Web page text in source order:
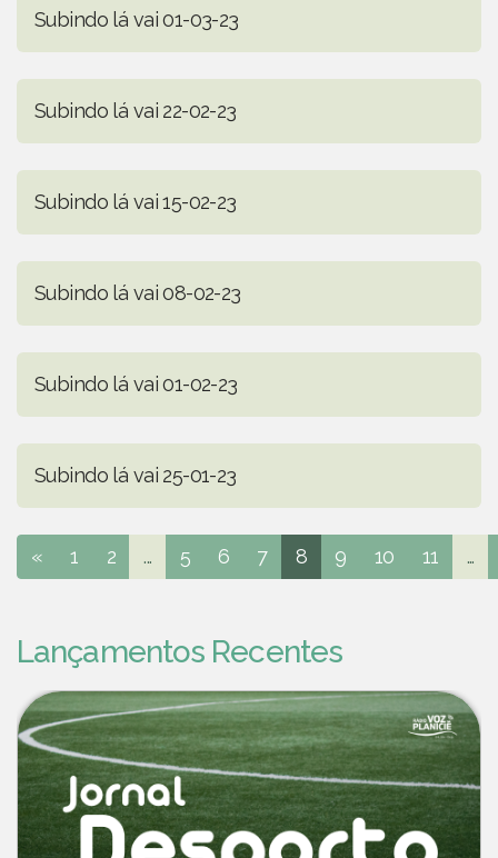
Subindo lá vai 01-03-23
Subindo lá vai 22-02-23
Subindo lá vai 15-02-23
Subindo lá vai 08-02-23
Subindo lá vai 01-02-23
Subindo lá vai 25-01-23
« 1 2 ... 5 6 7 8 9 10 11 ...
Lançamentos Recentes